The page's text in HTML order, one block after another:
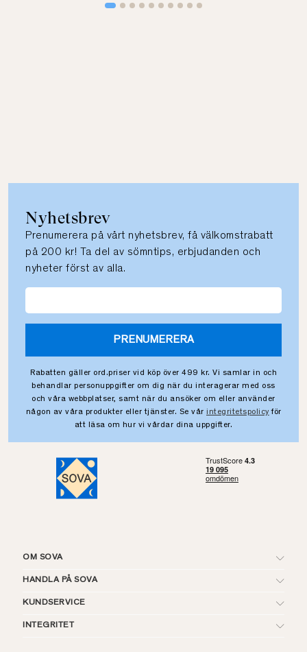
Nyhetsbrev
Prenumerera på vårt nyhetsbrev, få välkomstrabatt
på 200 kr! Ta del av sömntips, erbjudanden och
nyheter först av alla.
PRENUMERERA
Rabatten gäller ord.priser vid köp över 499 kr. Vi samlar in och
behandlar personuppgifter om dig när du interagerar med oss
och våra webbplatser, samt när du ansöker om eller använder
någon av våra produkter eller tjänster. Se vår integritetspolicy för
att läsa om hur vi vårdar dina uppgifter.
OM SOVA
HANDLA PÅ SOVA
KUNDSERVICE
INTEGRITET